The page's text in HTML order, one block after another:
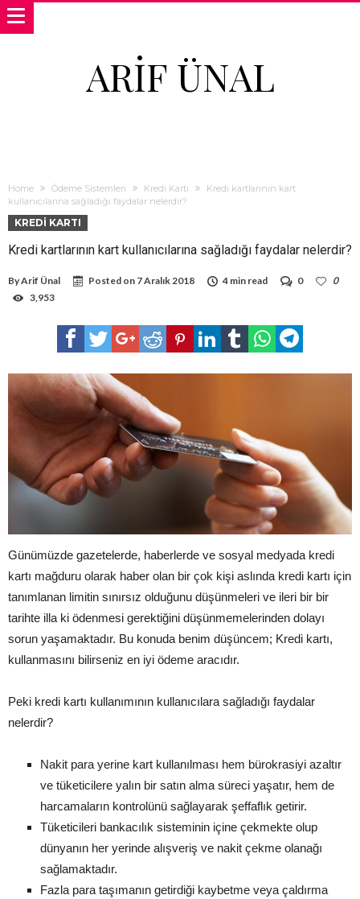
ARIF ÜNAL
Home Ödeme Sistemleri Kredi Kartı
Kredi kartlarının kart
kullanıcılarına sağladığı faydalar nelerdir?
KREDI KARTI
Kredi kartlarının kart kullanıcılarına sağladığı faydalar nelerdir?
ByArif Ünal Posted on 7 Aralık 2018 4 min read 0
0
3,953
Günümüzde gazetelerde, haberlerde ve sosyal medyada kredi
kartı mağduru olarak haber olan bir çok kişi aslında kredi kartı için
tanımlanan limitin sınırsız olduğunu düşünmeleri ve ileri bir bir
tarihte illa ki ödenmesi gerektiğini düşünmemelerinden dolayı
sorun yaşamaktadır. Bu konuda benim düşüncem; Kredi kartı,
kullanmasını bilirseniz en iyi ödeme aracıdır.
Peki kredi kartı kullanımının kullanıcılara sağladığı faydalar
nelerdir?
Nakit para yerine kart kullanılması hem bürokrasiyi azaltır
ve tüketicilere yalın bir satın alma süreci yaşatır, hem de
harcamaların kontrolünü sağlayarak şeffaflık getirir.
Tüketicileri bankacılık sisteminin içine çekmekte olup
dünyanın her yerinde alışveriş ve nakit çekme olanağı
sağlamaktadır.
Fazla para taşımanın getirdiği kaybetme veya çaldırma